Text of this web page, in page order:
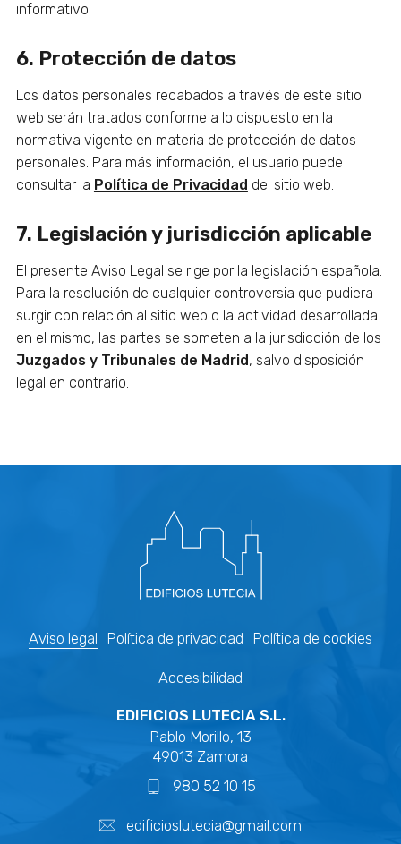
informativo.
6. Protección de datos
Los datos personales recabados a través de este sitio
web serán tratados conforme a lo dispuesto en la
normativa vigente en materia de protección de datos
personales. Para más información, el usuario puede
consultar la Política de Privacidad del sitio web.
7. Legislación y jurisdicción aplicable
El presente Aviso Legal se rige por la legislación española.
Para la resolución de cualquier controversia que pudiera
surgir con relación al sitio web o la actividad desarrollada
en el mismo, las partes se someten a la jurisdicción de los
Juzgados y Tribunales de Madrid, salvo disposición
legal en contrario.
Aviso legal Política de privacidad Política de cookies
Accesibilidad
EDIFICIOS LUTECIA S.L.
Pablo Morillo, 13
49013 Zamora
980 52 10 15
edificioslutecia@gmail.com